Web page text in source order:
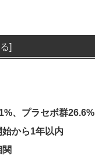
、プラセボ群26.6%
から1年以内